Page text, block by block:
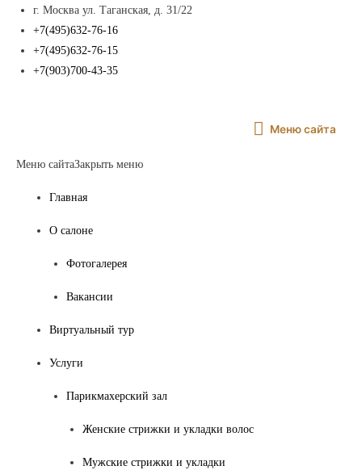
г. Москва ул. Таганская, д. 31/22
+7(495)632-76-16
+7(495)632-76-15
+7(903)700-43-35
Меню
Меню сайта
Меню сайтаЗакрыть меню
Главная
О салоне
Фотогалерея
Вакансии
Виртуальный тур
Услуги
Парикмахерский зал
Женские стрижки и укладки волос
Мужские стрижки и укладки